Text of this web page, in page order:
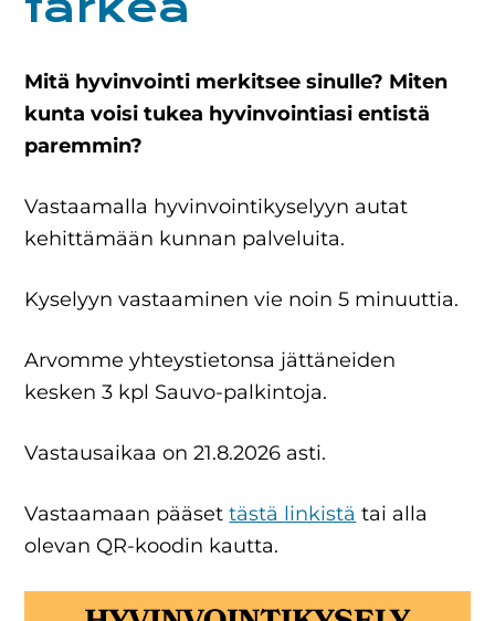
Mitä hyvinvointi merkitsee sinulle? Miten
kunta voisi tukea hyvinvointiasi entistä
paremmin?
Vastaamalla hyvinvointikyselyyn autat
kehittämään kunnan palveluita.
Kyselyyn vastaaminen vie noin 5 minuuttia.
Arvomme yhteystietonsa jättäneiden
kesken 3 kpl Sauvo-palkintoja.
Vastausaikaa on 21.8.2026 asti.
Vastaamaan pääsettästä linkistä tai alla
olevan QR-koodin kautta.